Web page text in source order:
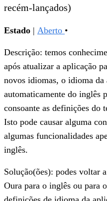
recém-lançados)
Estado | Aberto •
Descrição: temos
após atualizar a aplicação
novos idiomas, o idioma da
automaticamente do inglês
consoante as definições do
Isto pode causar alguma
algumas funcionalidades
inglês.
Solução(ões): podes voltar
Oura para o inglês ou para